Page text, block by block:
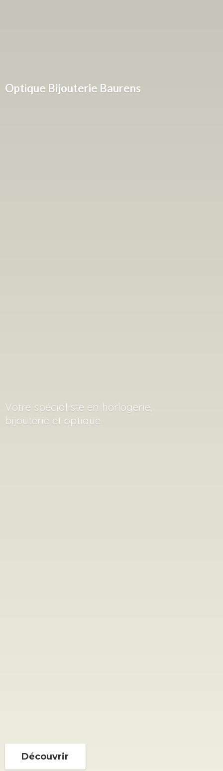
Optique Bijouterie Baurens
Votre spécialiste en horlogerie,
bijouterie et optique
Découvrir